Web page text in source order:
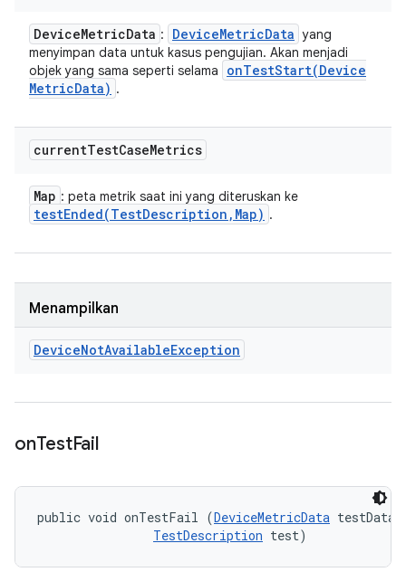
DeviceMetricData : DeviceMetricData yang
menyimpan data untuk kasus pengujian. Akan menjadi
objek yang sama seperti selama
onTestStart(Device
MetricData) .
currentTestCaseMetrics
Map : peta metrik saat ini yang diteruskan ke
testEnded(TestDescription , Map) .
Menampilkan
DeviceNotAvailableException
onTestFail
public void onTestFail (DeviceMetricData
TestDescription test)